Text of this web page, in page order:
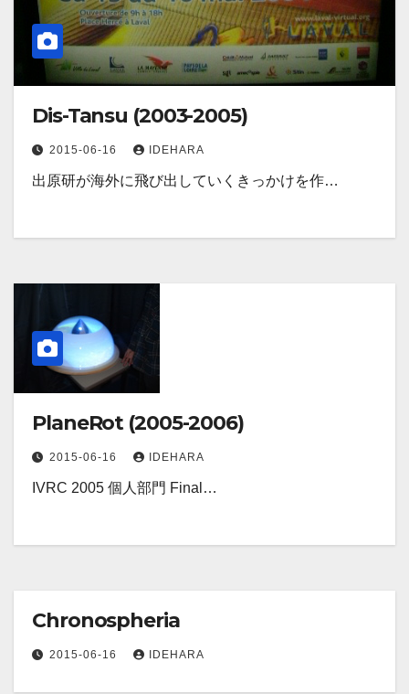
Dis-Tansu (2003-2005)
2015-06-16 IDEHARA
出原研が海外に飛び出していくきっかけを作…
PlaneRot (2005-2006)
2015-06-16 IDEHARA
IVRC 2005 個人部門 Final…
Chronospheria
2015-06-16 IDEHARA